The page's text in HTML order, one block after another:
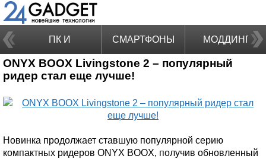
ПК И
НОУТБУКИ
СМАРТФОНЫ МОДДИНГ
ONYX BOOX Livingstone 2 – популярный
ридер стал еще лучше!
Новинка продолжает ставшую популярной серию
компактных ридеров ONYX BOOX, получив обновленный